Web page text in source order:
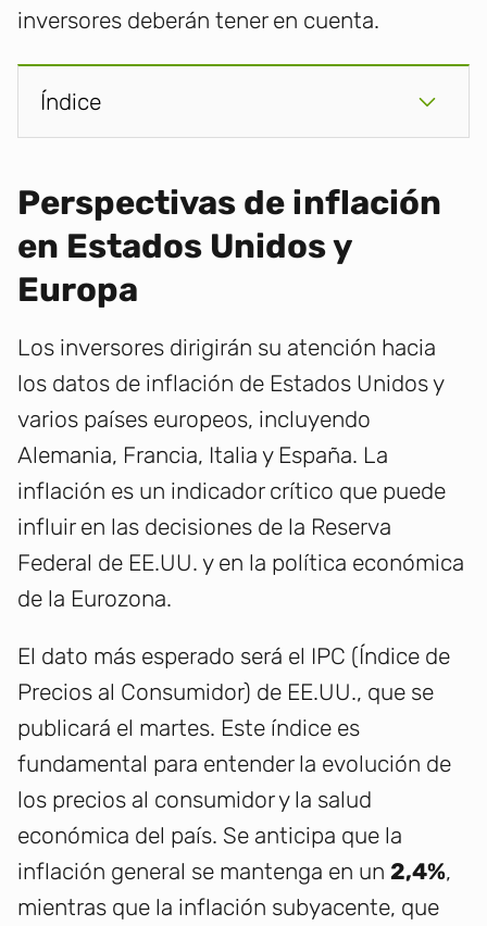
inversores deberán tener en cuenta.
Índice
Perspectivas de inflación
en Estados Unidos y
Europa
Los inversores dirigirán su atención hacia
los datos de inflación de Estados Unidos y
varios países europeos, incluyendo
Alemania, Francia, Italia y España. La
inflación es un indicador crítico que puede
influir en las decisiones de la Reserva
Federal de EE.UU. y en la política económica
de la Eurozona.
El dato más esperado será el IPC (Índice de
Precios al Consumidor) de EE.UU., que se
publicará el martes. Este índice es
fundamental para entender la evolución de
los precios al consumidor y la salud
económica del país. Se anticipa que la
inflación general se mantenga en un 2,4%,
mientras que la inflación subyacente, que